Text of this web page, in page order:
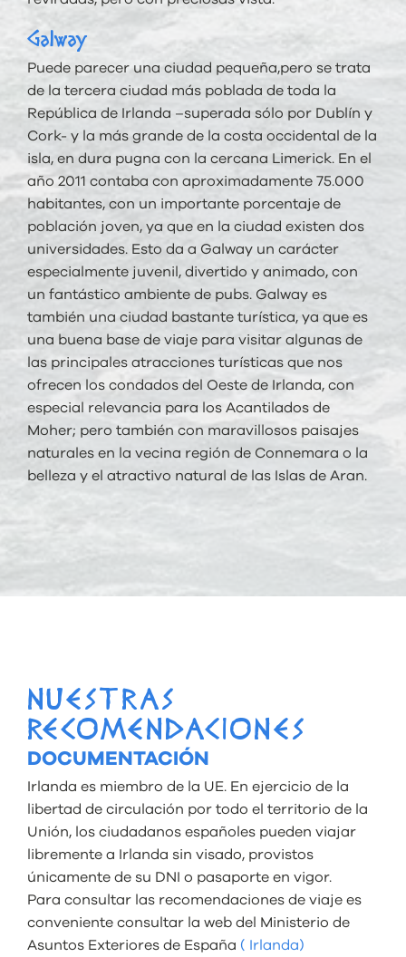
Galway
Puede parecer una ciudad pequeña,pero se trata
de la tercera ciudad más poblada de toda la
República de Irlanda –superada sólo por Dublín y
Cork- y la más grande de la costa occidental de la
isla, en dura pugna con la cercana Limerick. En el
año 2011 contaba con aproximadamente 75.000
habitantes, con un importante porcentaje de
población joven, ya que en la ciudad existen dos
universidades. Esto da a Galway un carácter
especialmente juvenil, divertido y animado, con
un fantástico ambiente de pubs. Galway es
también una ciudad bastante turística, ya que es
una buena base de viaje para visitar algunas de
las principales atracciones turísticas que nos
ofrecen los condados del Oeste de Irlanda, con
especial relevancia para los Acantilados de
Moher; pero también con maravillosos paisajes
naturales en la vecina región de Connemara o la
belleza y el atractivo natural de las Islas de Aran.
NUESTRAS
RECOMENDACIONES
DOCUMENTACIÓN
Irlanda es miembro de la UE. En ejercicio de la
libertad de circulación por todo el territorio de la
Unión, los ciudadanos españoles pueden viajar
libremente a Irlanda sin visado, provistos
únicamente de su DNI o pasaporte en vigor.
Para consultar las recomendaciones de viaje es
conveniente consultar la web del Ministerio de
Asuntos Exteriores de España ( Irlanda)